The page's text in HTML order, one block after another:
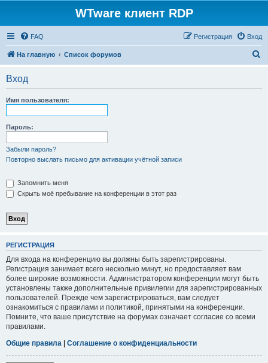
WTware клиент RDP
FAQ Вход
Регистрация
На главную Список форумов
Вход
Имя пользователя:
Пароль:
Забыли пароль?
Повторно выслать письмо для активации учётной записи
Запомнить меня
Скрыть моё пребывание на конференции в этот раз
РЕГИСТРАЦИЯ
Для входа на конференцию вы должны быть зарегистрированы.
Регистрация занимает всего несколько минут, но предоставляет вам
более широкие возможности. Администратором конференции могут быть
установлены также дополнительные привилегии для зарегистрированных
пользователей. Прежде чем зарегистрироваться, вам следует
ознакомиться с правилами и политикой, принятыми на конференции.
Помните, что ваше присутствие на форумах означает согласие со всеми
правилами.
Общие правила | Соглашение о конфиденциальности